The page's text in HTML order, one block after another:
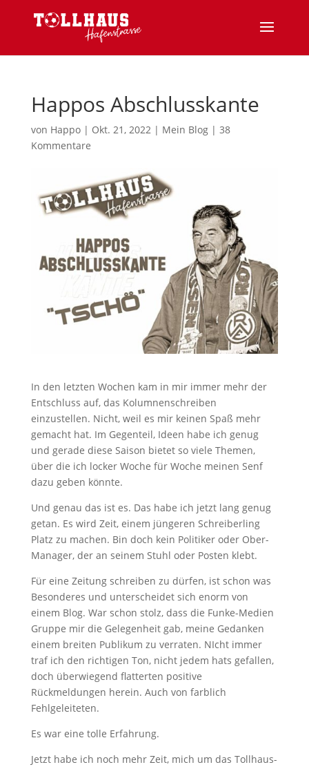
Happos Abschlusskante
von Happo| Okt. 21, 2022| Mein Blog| 38
Kommentare
In den letzten Wochen kam in mir immer mehr der
Entschluss auf, das Kolumnenschreiben
einzustellen. Nicht, weil es mir keinen Spaß mehr
gemacht hat. Im Gegenteil, Ideen habe ich genug
und gerade diese Saison bietet so viele Themen,
über die ich locker Woche für Woche meinen Senf
dazu geben könnte.
Und genau das ist es. Das habe ich jetzt lang genug
getan. Es wird Zeit, einem jüngeren Schreiberling
Platz zu machen. Bin doch kein Politiker oder Ober-
Manager, der an seinem Stuhl oder Posten klebt.
Für eine Zeitung schreiben zu dürfen, ist schon was
Besonderes und unterscheidet sich enorm von
einem Blog. War schon stolz, dass die Funke-Medien
Gruppe mir die Gelegenheit gab, meine Gedanken
einem breiten Publikum zu verraten. NIcht immer
traf ich den richtigen Ton, nicht jedem hats gefallen,
doch überwiegend flatterten positive
Rückmeldungen herein. Auch von farblich
Fehlgeleiteten.
Es war eine tolle Erfahrung.
Jetzt habe ich noch mehr Zeit, mich um das Tollhaus-